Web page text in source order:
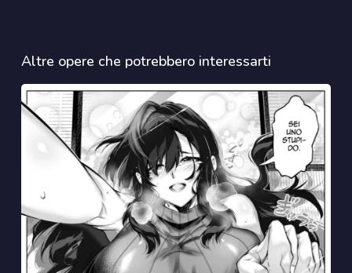
Altre opere che potrebbero interessarti